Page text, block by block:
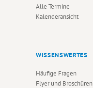
Alle Termine
Kalenderansicht
WISSENSWERTES
Häufige Fragen
Flyer und Broschüren